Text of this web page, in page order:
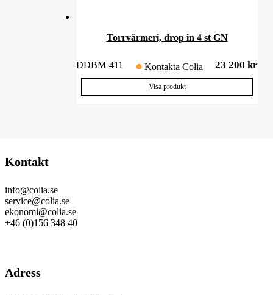
Torrvärmeri, drop in 4 st GN
DDBM-411 Kontakta Colia 23 200 kr
Visa produkt
Kontakt
info@colia.se
service@colia.se
ekonomi@colia.se
+46 (0)156 348 40
Adress